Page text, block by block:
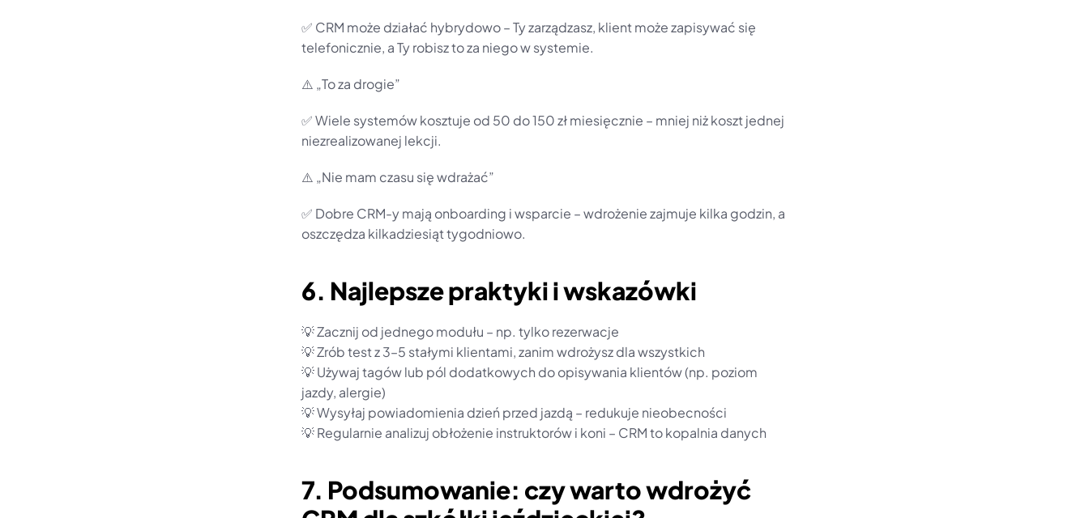
✅ CRM może działać hybrydowo – Ty zarządzasz, klient może zapisywać się
telefonicznie, a Ty robisz to za niego w systemie.
⚠️ „To za drogie”
✅ Wiele systemów kosztuje od 50 do 150 zł miesięcznie – mniej niż koszt jednej
niezrealizowanej lekcji.
⚠️ „Nie mam czasu się wdrażać”
✅ Dobre CRM-y mają onboarding i wsparcie – wdrożenie zajmuje kilka godzin, a
oszczędza kilkadziesiąt tygodniowo.
6. Najlepsze praktyki i wskazówki
💡 Zacznij od jednego modułu – np. tylko rezerwacje
💡 Zrób test z 3–5 stałymi klientami, zanim wdrożysz dla wszystkich
💡 Używaj tagów lub pól dodatkowych do opisywania klientów (np. poziom
jazdy, alergie)
💡 Wysyłaj powiadomienia dzień przed jazdą – redukuje nieobecności
💡 Regularnie analizuj obłożenie instruktorów i koni – CRM to kopalnia danych
7. Podsumowanie: czy warto wdrożyć